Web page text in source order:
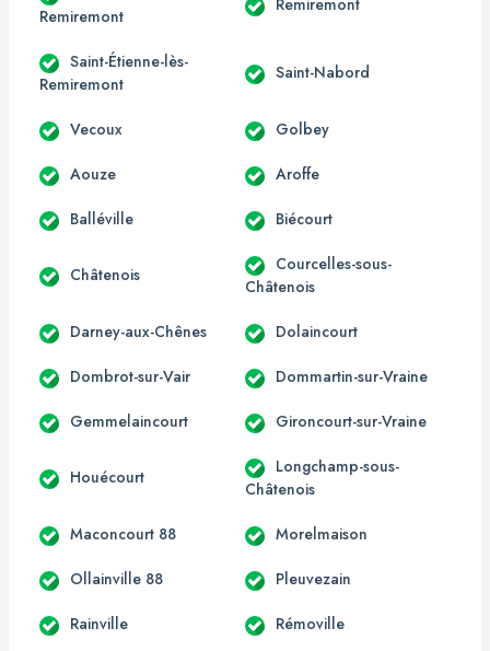
Remiremont
Remiremont
Saint-Étienne-lès-
Remiremont
Saint-Nabord
Vecoux Golbey
Aouze Aroffe
Balléville Biécourt
Châtenois
Courcelles-sous-
Châtenois
Darney-aux-Chênes Dolaincourt
Dombrot-sur-Vair Dommartin-sur-Vraine
Gemmelaincourt Gironcourt-sur-Vraine
Houécourt
Longchamp-sous-
Châtenois
Maconcourt 88 Morelmaison
Ollainville 88 Pleuvezain
Rainville Rémoville